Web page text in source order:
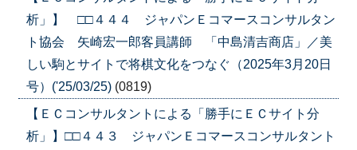
析」】 □□４４４ ジャパンＥコマースコンサルタン
ト協会 矢崎宏一郎客員講師 「中島清吉商店」／美
しい駒とサイトで将棋文化をつなぐ（2025年3月20日
号）('25/03/25) (0819)
【ＥＣコンサルタントによる「勝手にＥＣサイト分
析」】□□４４３ ジャパンＥコマースコンサルタント